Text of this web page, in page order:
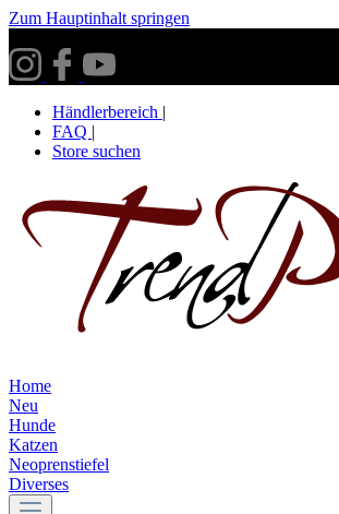
Zum Hauptinhalt springen
Händlerbereich |
FAQ |
Store suchen
Home
Neu
Hunde
Katzen
Neoprenstiefel
Diverses